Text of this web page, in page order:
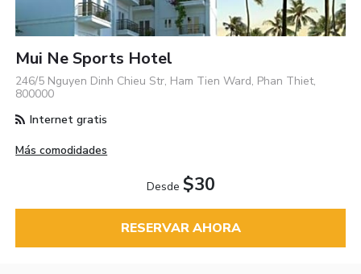
Mui Ne Sports Hotel
246/5 Nguyen Dinh Chieu Str, Ham Tien Ward, Phan Thiet,
800000
Internet gratis
Más comodidades
Desde $30
RESERVAR AHORA